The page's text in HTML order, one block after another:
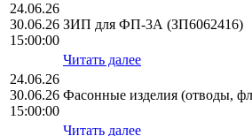
24.06.26
30.06.26
15:00:00
ЗИП для ФП-3А (ЗП6062416)
Читать далее
24.06.26
30.06.26
15:00:00
Фасонные изделия (отводы,
Читать далее